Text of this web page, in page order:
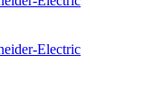
Electric